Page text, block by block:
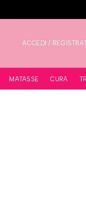
ACCEDI /
MATASSE CURA